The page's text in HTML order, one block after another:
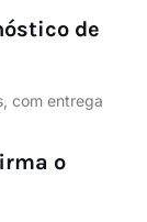
de
com entrega
o